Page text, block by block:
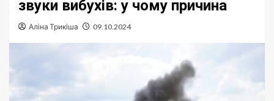
звуки вибухів: у чому причина
Аліна Трикіша 09.10.2024